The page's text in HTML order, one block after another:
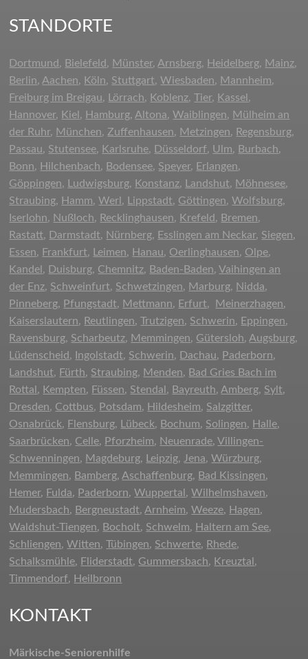
STANDORTE
Dortmund , Bielefeld , Münster, Arnsberg, Heidelberg, Mainz,
Berlin, Aachen, Köln, Stuttgart,Wiesbaden, Mannheim,
Freiburg im Breigau, Lörrach, Koblenz,Tier, Kassel ,
Hannover, Kiel , Hamburg, Altona,Waiblingen, Mülheim an
der Ruhr, München, Zuffenhausen, Metzingen, Regensburg,
Passau, Stutensee, Karlsruhe, Düsseldorf, Ulm, Burbach,
Bonn, Hilchenbach, Bodensee, Speyer, Erlangen,
Göppingen,
Ludwigsburg, Konstanz, Landshut, Möhnesee,
Straubing, Hamm,Werl , Lippstadt, Göttingen,Wolfsburg,
Iserlohn, Nußloch, Recklinghausen, Krefeld , Bremen,
Rastatt, Darmstadt, Nürnberg, Esslingen am Neckar, Siegen,
Essen, Frankfurt, Leimen, Hanau, Oerlinghausen, Olpe,
Kandel , Duisburg, Chemnitz, Baden-Baden,Vaihingen an
der Enz, Schweinfurt, Schwetzingen, Marburg, Nidda,
Pinneberg, Pfungstadt, Mettmann, Erfurt, Meinerzhagen,
Kaiserslautern, Reutlingen,Trutzigen, Schwerin, Eppingen,
Ravensburg, Scharbeutz, Memmingen, Gütersloh, Augsburg,
Lüdenscheid , Ingolstadt, Schwerin, Dachau, Paderborn,
Landshut, Fürth, Straubing, Menden, Bad Gries Bach im
Rottal , Kempten, Füssen, Stendal , Bayreuth, Amberg, Sylt,
Dresden, Cottbus, Potsdam, Hildesheim, Salzgitter,
Osnabrück, Flensburg, Lübeck, Bochum, Solingen, Halle,
Saarbrücken, Celle, Pforzheim, Neuenrade,Villingen-
Schwenningen, Magdeburg, Leipzig, Jena,Würzburg,
Memmingen, Bamberg, Aschaffenburg, Bad Kissingen,
Hemer, Fulda, Paderborn,Wuppertal ,Wilhelmshaven,
Mudersbach, Bergneustadt, Arnheim,Weeze, Hagen,
Waldshut-Tiengen, Bocholt, Schwelm, Haltern am See,
Schliengen,Witten,Tübingen, Schwerte, Rhede,
Schalksmühle, Fliderstadt, Gummersbach, Kreuztal ,
Timmendorf, Heilbronn
KONTAKT
Märkische-Seniorenhilfe